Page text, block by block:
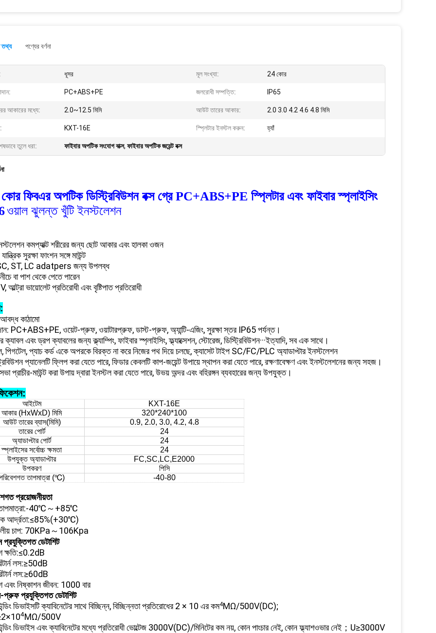
তথ্য পণ্যের বর্ণনা
ধূসর মূল সংখ্যা: 24 কোর
PC+ABS+PE জলরোধী সম্পত্তি: IP65
আকারের মধ্যে: 2.0~12.5 মিমি আউট তারের আকার: 2.0 3.0 4.2 4.6 4.8 মিমি
KXT-16E স্প্লিটার ইনস্টল করুন: হ্যাঁ
তুলে ধরা: ফাইবার অপটিক সংযোগ বাক্স, ফাইবার অপটিক জয়েন্ট বক্স
ফিবএর অপটিক ডিস্ট্রিবিউশন বক্স গ্রে PC+ABS+PE স্প্লিটার এবং ফাইবার স্প্লাইসিং
ওয়াল ঝুলন্ত খুঁটি ইনস্টলেশন
কমপ্যাক্ট শরীরের জন্য ছোট আকার এবং হালকা ওজন
যান্ত্রিক সুরক্ষা ফাংশন সঙ্গে মাউন্ট
ST, LC adatpers জন্য উপলব্ধ
বা পাশ থেকে পেতে পারেন
আল্ট্রা ভায়োলেট প্রতিরোধী এবং বৃষ্টিপাত প্রতিরোধী
কাঠামো
PC+ABS+PE, ওয়েট-প্রুফ, ওয়াটারপ্রুফ, ডাস্ট-প্রুফ, অ্যান্টি-এজিং, সুরক্ষা স্তর IP65 পর্যন্ত।
ক্যাবল এবং ড্রপ ক্যাবলের জন্য ক্ল্যাম্পিং, ফাইবার স্প্লাইসিং, ফ্ল্যাক্সেশন, স্টোরেজ, ডিস্ট্রিবিউশন···ইত্যাদি, সব এক সাথে।
পিগটেল, প্যাচ কর্ড একে অপরকে বিরক্ত না করে নিজের পথ দিয়ে চলছে, ক্যাসেট টাইপ SC/FC/PLC অ্যাডাপ্টার ইনস্টলেশন
প্যানেলটি ফ্লিপ করা যেতে পারে, ফিডার কেবলটি কাপ-জয়েন্ট উপায়ে স্থাপন করা যেতে পারে, রক্ষণাবেক্ষণ এবং ইনস্টলেশনের জন্য সহজ।
প্রাচীর-মাউন্ট করা উপায় দ্বারা ইনস্টল করা যেতে পারে, উভয় অন্দর এবং বহিরঙ্গন ব্যবহারের জন্য উপযুক্ত।
আইটেম
KXT-16E
আকার (HxWxD) মিমি
320*240*100
আউট তারের ব্যাস(মিমি)
0.9, 2.0, 3.0, 4.2, 4.8
তারের পোর্ট
24
অ্যাডাপ্টার পোর্ট
24
স্প্লাইসের সর্বোচ্চ ক্ষমতা
24
উপযুক্ত অ্যাডাপ্টার
FC,SC,LC,E2000
উপকরণ
পিসি
তাপমাত্রা (℃)
-40-80
প্রয়োজনীয়তা
40℃～+85℃
আর্দ্রতা:≤85%(+30℃)
চাপ: 70KPa～106Kpa
প্রযুক্তিগত ডেটাশিট
ক্ষতি:≤0.2dB
লস:≥50dB
লস:≥60dB
এবং নিষ্কাশন জীবন: 1000 বার
প্রুফ প্রযুক্তিগত ডেটাশিট
ডিভাইসটি ক্যাবিনেটের সাথে বিচ্ছিন্ন, বিচ্ছিন্নতা প্রতিরোধের 2 × 10 এর কম4MΩ/500V(DC);
4MΩ/500V
ডিভাইস এবং ক্যাবিনেটের মধ্যে প্রতিরোধী ভোল্টেজ 3000V(DC)/মিনিটের কম নয়, কোন পাংচার নেই, কোন ফ্ল্যাশওভার নেই；U≥3000V